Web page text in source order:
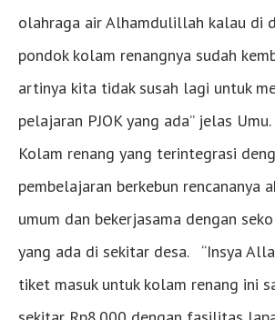
olahraga air Alhamdulillah kalau di
pondok kolam renangnya sudah
artinya kita tidak susah lagi untuk
pelajaran PJOK yang ada” jelas Umu.
Kolam renang yang terintegrasi
pembelajaran berkebun rencananya
umum dan bekerjasama dengan
yang ada di sekitar desa. “Insya
tiket masuk untuk kolam renang ini